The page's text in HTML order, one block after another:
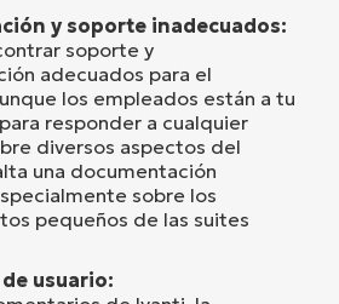
y soporte inadecuados:
soporte y
adecuados para el
los empleados están a tu
responder a cualquier
diversos aspectos del
una documentación
sobre los
pequeños de las suites
usuario: